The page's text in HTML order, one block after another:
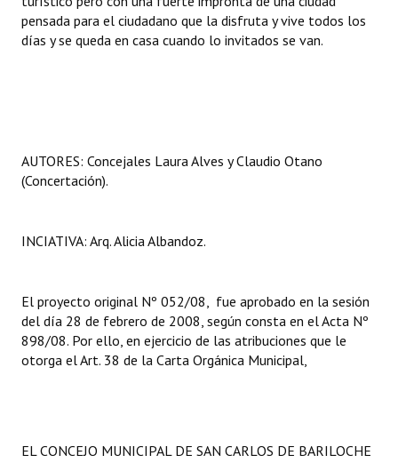
pensada para el ciudadano que la disfruta y vive todos los
días y se queda en casa cuando lo invitados se van.
AUTORES: Concejales Laura Alves y Claudio Otano
(Concertación).
INCIATIVA: Arq. Alicia Albandoz.
El proyecto original Nº 052/08, fue aprobado en la sesión
del día 28 de febrero de 2008, según consta en el Acta Nº
898/08. Por ello, en ejercicio de las atribuciones que le
otorga el Art. 38 de la Carta Orgánica Municipal,
EL CONCEJO MUNICIPAL DE SAN CARLOS DE BARILOCHE